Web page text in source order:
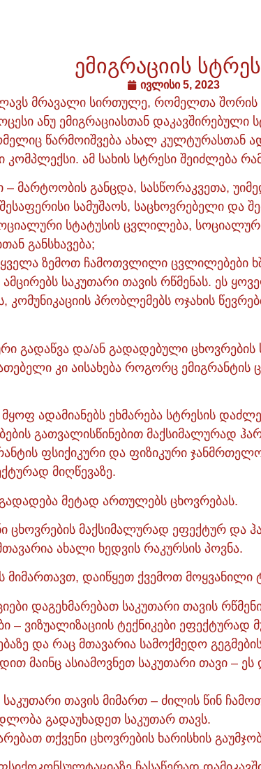
ემიგრაციის
ივლისი 5, 2023
მრავალი სირთულე, რომელთა შორის
ანუ ემიგრაციასთან დაკავშირებული
წარმოიშვება ახალ კულტურასთან
კომპლექსი. ამ სახის სტრესი შეიძლება
მარტოობის განცდა, სასწორაკვეთა,
სამუშაოს, საცხოვრებელი და
სტატუსის ცვლილება,
განსხავება;
ზემოთ ჩამოთვლილი ცვლილებები
საკუთარი თავის რწმენას. ეს
კომუნიკაციის პრობლემებს ოჯახის
გადაწვა და/ან გადადებული ცხოვრების
კი აისახება როგორც ემიგრანტის
ადამიანებს ეხმარება სტრესის
გათვალისწინებით მაქსიმალურად
ფსიქიკური და ფიზიკური
მიღწევაზე.
მეტად ართულებს ცხოვრებას.
ცხოვრების მაქსიმალურად ეფექტურ და
ახალი ხედვის რაკურსის პოვნა.
დაიწყეთ ქვემოთ მოყვანილი
დაგეხმარებათ საკუთარი თავის
– ვიზუალიზაციის ტექნიკები ეფექტურად
და რაც მთავარია სამოქმედო
მაინც ასიამოვნეთ საკუთარი თავი – ეს
თავის მიმართ – ძილის წინ
გადაუხადეთ საკუთარ თავს.
თქვენი ცხოვრების ხარისხის